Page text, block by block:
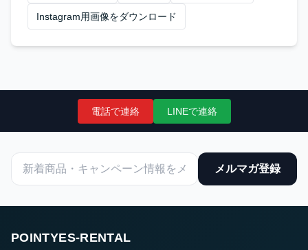
Instagram用画像をダウンロード
電話で連絡 LINEで連絡
メルマガ登録
POINTYES-RENTAL